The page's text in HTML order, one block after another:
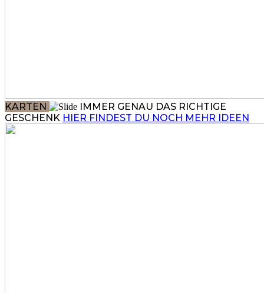
KARTEN
IMMER GENAU DAS RICHTIGE
GESCHENK HIER FINDEST DU NOCH MEHR IDEEN